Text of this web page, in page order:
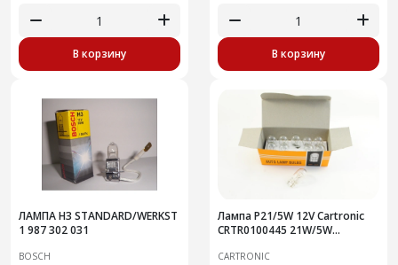
В корзину В корзину
ЛАМПА H3 STANDARD/WERKST
1 987 302 031
BOSCH
Лампа P21/5W 12V Cartronic
CRTR0100445 21W/5W
CARTRONIC